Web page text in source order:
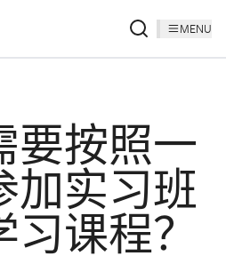
MENU
要按照一
加实习班
课程？